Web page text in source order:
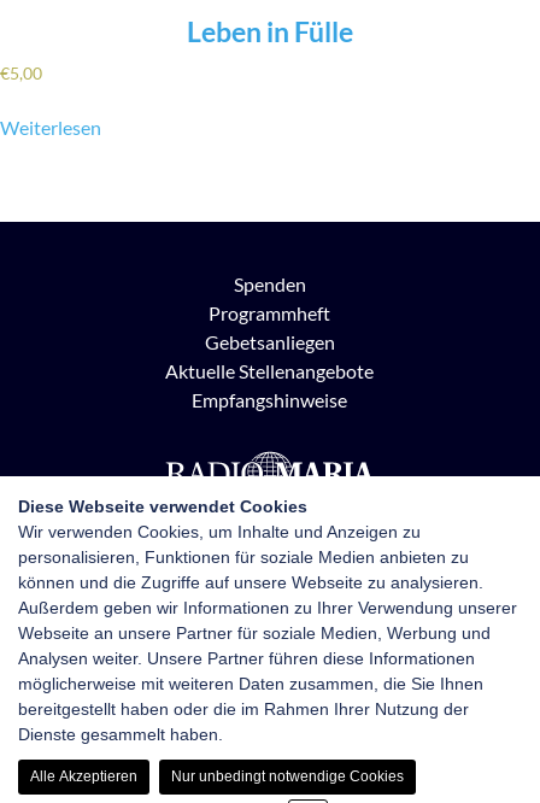
Leben in Fülle
€5,00
Weiterlesen
Spenden
Programmheft
Gebetsanliegen
Aktuelle Stellenangebote
Empfangshinweise
Radio Maria Österreich
Pottendorfer Straße 21, 1120 Wien
+43 1 710 70 72
kontakt@radiomaria.at
Impressum Netiquette
Datenschutz
Haftungsausschluss
Diese Webseite verwendet Cookies
Wir verwenden Cookies, um Inhalte und Anzeigen zu
personalisieren, Funktionen für soziale Medien anbieten zu
können und die Zugriffe auf unsere Webseite zu analysieren.
Außerdem geben wir Informationen zu Ihrer Verwendung unserer
Webseite an unsere Partner für soziale Medien, Werbung und
Analysen weiter. Unsere Partner führen diese Informationen
möglicherweise mit weiteren Daten zusammen, die Sie Ihnen
bereitgestellt haben oder die im Rahmen Ihrer Nutzung der
Dienste gesammelt haben.
Alle Akzeptieren Nur unbedingt notwendige Cookies